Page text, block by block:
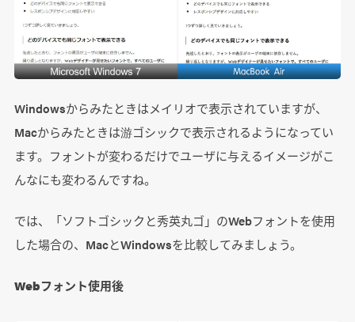
Windowsからみたときはメイリオで表示されていますが、
Macからみたときは游ゴシックで表示されるようになってい
ます。フォントが変わるだけでユーザに与えるイメージがこ
んなにも変わるんですね。
では、「ソフトゴシックと秀英丸ゴ」のWebフォントを使用
した場合の、MacとWindowsを比較してみましょう。
Webフォント使用後